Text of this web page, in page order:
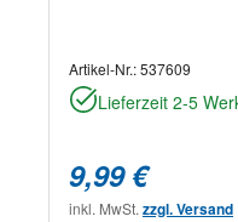
Artikel-Nr.:537609
Lieferzeit 2-5
9,99 €
inkl. MwSt. zzgl. Versand